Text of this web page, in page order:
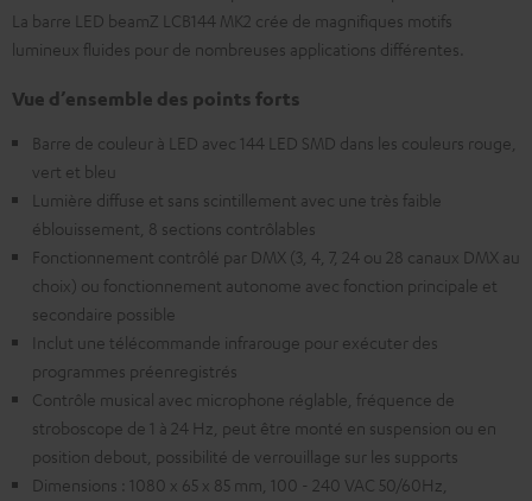
La barre LED beamZ LCB144 MK2 crée de magnifiques motifs
lumineux fluides pour de nombreuses applications différentes.
Vue d’ensemble des points forts
Barre de couleur à LED avec 144 LED SMD dans les couleurs rouge,
vert et bleu
Lumière diffuse et sans scintillement avec une très faible
éblouissement, 8 sections contrôlables
Fonctionnement contrôlé par DMX (3, 4, 7, 24 ou 28 canaux DMX au
choix) ou fonctionnement autonome avec fonction principale et
secondaire possible
Inclut une télécommande infrarouge pour exécuter des
programmes préenregistrés
Contrôle musical avec microphone réglable, fréquence de
stroboscope de 1 à 24 Hz, peut être monté en suspension ou en
position debout, possibilité de verrouillage sur les supports
Dimensions : 1080 x 65 x 85 mm, 100 - 240 VAC 50/60Hz,